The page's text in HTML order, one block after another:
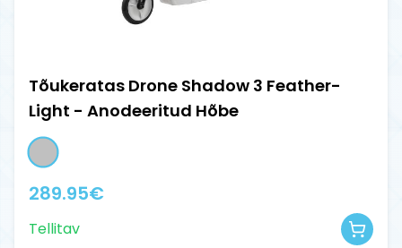
Tõukeratas Drone Shadow 3 Feather-
Light - Anodeeritud Hõbe
289.95€
Tellitav